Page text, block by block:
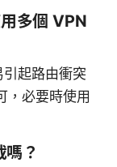
多個 VPN
起路由衝突
，必要時使用
？